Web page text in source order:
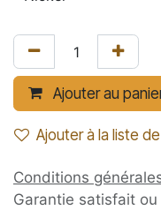
Ajouter au
Ajouter à la liste
Conditions
Garantie satisfait